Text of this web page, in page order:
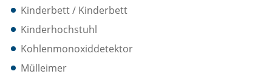
Kinderbett / Kinderbett
Kinderhochstuhl
Kohlenmonoxiddetektor
Mülleimer